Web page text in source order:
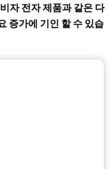
자 전자 제품과 같은 다
증가에 기인 할 수 있습